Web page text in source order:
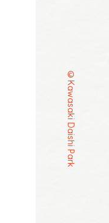
©Kawasaki Daishi Park